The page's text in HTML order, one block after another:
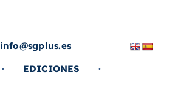
info@sgplus.es
EDICIONES